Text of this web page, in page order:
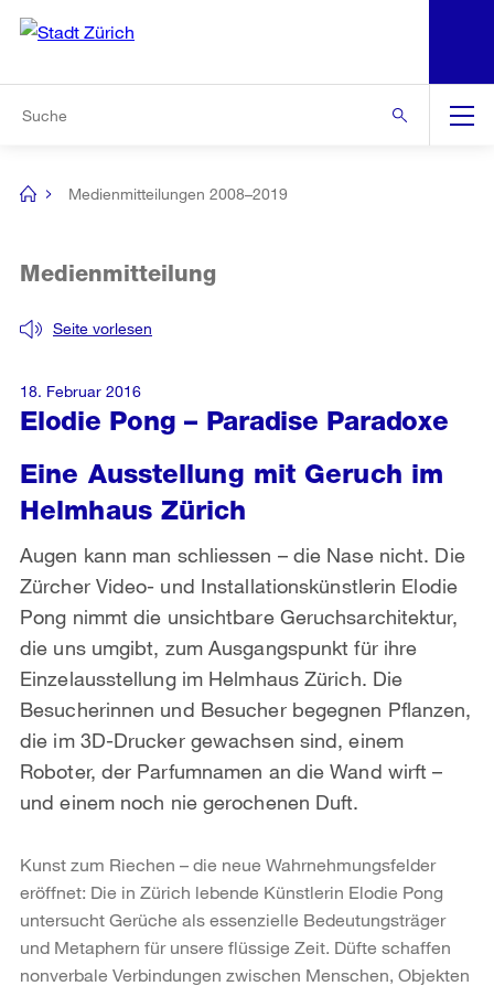
Navigation
[no
Medienmitteilungen 2008–2019
Elodie Pong – Paradise Paradoxe
Seite vorlesen
Medienmitteilung
Eine Ausstellung mit Geruch im
Helmhaus Zürich
Augen kann man schliessen – die Nase nicht. Die
Zürcher Video- und Installationskünstlerin Elodie
Pong nimmt die unsichtbare Geruchsarchitektur,
die uns umgibt, zum Ausgangspunkt für ihre
Einzelausstellung im Helmhaus Zürich. Die
Besucherinnen und Besucher begegnen Pflanzen,
die im 3D-Drucker gewachsen sind, einem
Roboter, der Parfumnamen an die Wand wirft –
und einem noch nie gerochenen Duft.
18. Februar 2016
Kunst zum Riechen – die neue Wahrnehmungsfelder
eröffnet: Die in Zürich lebende Künstlerin Elodie Pong
untersucht Gerüche als essenzielle Bedeutungsträger
und Metaphern für unsere flüssige Zeit. Düfte schaffen
nonverbale Verbindungen zwischen Menschen, Objekten